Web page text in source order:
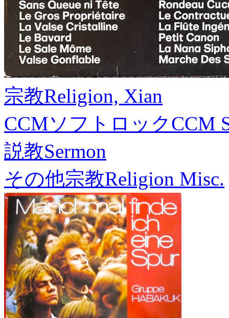
宗教Religion, Xian
CCMソフトロックCCM
説教Sermon
その他宗教Religion Misc.